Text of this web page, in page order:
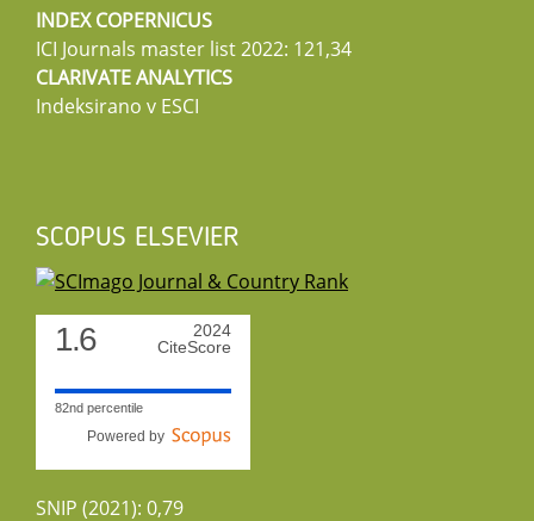
INDEX COPERNICUS
ICI Journals master list 2022: 121,34
CLARIVATE ANALYTICS
Indeksirano v ESCI
SCOPUS ELSEVIER
1.6
2024
CiteScore
82nd percentile
Powered by
SNIP (2021): 0,79